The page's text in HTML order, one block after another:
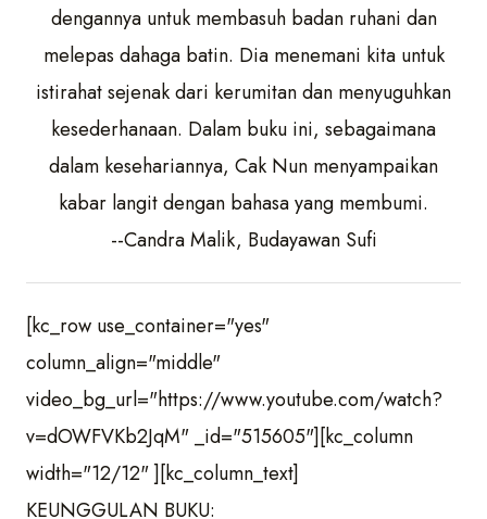
dengannya untuk membasuh badan ruhani dan
melepas dahaga batin. Dia menemani kita untuk
istirahat sejenak dari kerumitan dan menyuguhkan
kesederhanaan. Dalam buku ini, sebagaimana
dalam kesehariannya, Cak Nun menyampaikan
kabar langit dengan bahasa yang membumi.
--Candra Malik, Budayawan Sufi
[kc_row use_container="yes"
column_align="middle"
video_bg_url="https://www.youtube.com/watch?
v=dOWFVKb2JqM" _id="515605"][kc_column
width="12/12" ][kc_column_text]
KEUNGGULAN BUKU: